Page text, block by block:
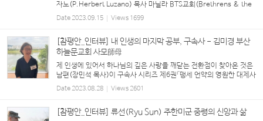
자노(P.Herbert Luzano) 목사 마닐라 BTS교회(Brethrens & the
Saints Church) 코로나 팬데믹 기간 동안 저는 미국 조지아 횃불언약
교회(담임 에릭 버튼 목사)에서 매주 금요일...
Date2023.09.15 Views 1699
[참평안_인터뷰] 내 인생의 마지막 공부, 구속사 - 김미경 부산
하늘문교회 사모師母
제 인생에 있어서 하나님의 깊은 사랑을 깨닫는 전환점이 찾아온 것은
남편(장민석 목사)이 구속사 시리즈 제6권「맹세 언약의 영원한 대제사
장」 출판기념 예배에 다녀온 후의 일이었습니다. 가까이는 남편의 자
형이신 류남철 목사님(부산 세계로교회)의 ...
Date2023.08.28 Views2601
[참평안_인터뷰] 류선(Ryu Sun) 주한미군 중령의 신앙과 삶